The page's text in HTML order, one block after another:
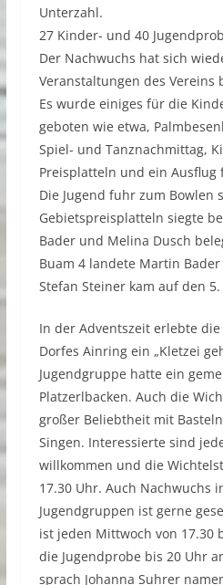
Unterzahl.
27 Kinder- und 40
Der Nachwuchs hat sich
Veranstaltungen des Vereins
Es wurde einiges für die
geboten wie etwa,
Spiel- und Tanznachmittag,
Preisplatteln und ein Ausflug
Die Jugend fuhr zum Bowlen
Gebietspreisplatteln siegte
Bader und Melina Dusch
Buam 4 landete Martin
Stefan Steiner kam auf den 5.
In der Adventszeit erlebte
Dorfes Ainring ein „Kletzei
Jugendgruppe hatte ein
Platzerlbacken. Auch die
großer Beliebtheit mit
Singen. Interessierte sind
willkommen und die
17.30 Uhr. Auch Nachwuchs
Jugendgruppen ist gerne
ist jeden Mittwoch von 17.30
die Jugendprobe bis 20 Uhr
sprach Johanna Suhrer